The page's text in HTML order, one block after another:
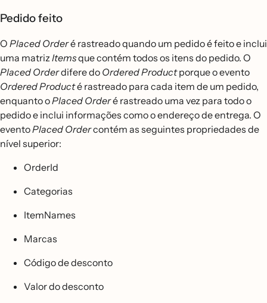
Pedido feito
O Placed Orderé rastreado quando um pedido é feito e inclui
uma matriz Itemsque contém todos os itens do pedido. O
Placed Orderdifere do Ordered Productporque o evento
Ordered Producté rastreado para cada item de um pedido,
enquanto oPlaced Orderé rastreado uma vez para todo o
pedido e inclui informações como o endereço de entrega. O
eventoPlaced Ordercontém as seguintes propriedades de
nível superior:
OrderId
Categorias
ItemNames
Marcas
Código de desconto
Valor do desconto